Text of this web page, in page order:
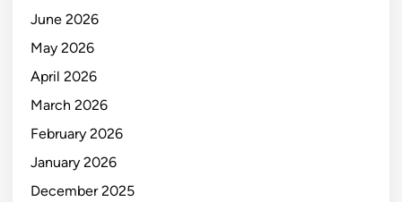
June 2026
May 2026
April 2026
March 2026
February 2026
January 2026
December 2025